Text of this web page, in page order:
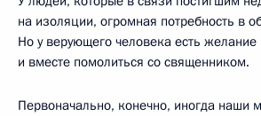
на изоляции, огромная потребность в
Но у верующего человека есть желание
и вместе помолиться со священником.
Первоначально, конечно, иногда наши